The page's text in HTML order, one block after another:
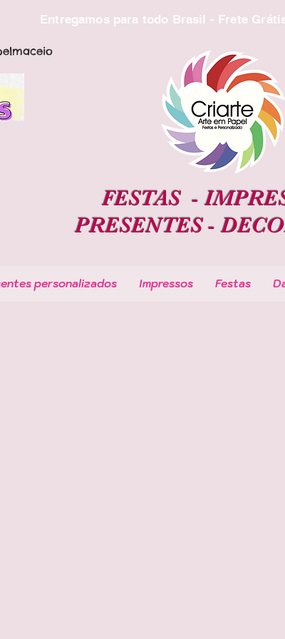
Entregamos para todo Brasil - Frete
FESTAS -
PRESENTES -
personalizados Impressos Festas